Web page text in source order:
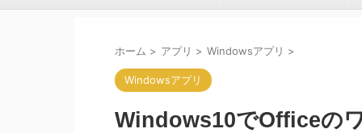
ホーム > アプリ > Windowsアプリ >
Windowsアプリ
Windows10でOfficeの